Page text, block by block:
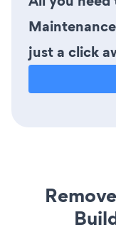
just a click